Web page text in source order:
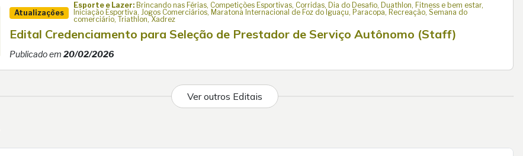
Atualizações
Esporte e Lazer:Brincando nas Férias, Competições Esportivas, Corridas, Dia do Desafio, Duathlon, Fitness e bem estar,
Iniciação Esportiva, Jogos Comerciários, Maratona Internacional de Foz do Iguaçu, Paracopa, Recreação, Semana do
comerciário, Triathlon, Xadrez
Edital Credenciamento para Seleção de Prestador de Serviço Autônomo (Staff)
Publicado em 20/02/2026
Ver outros Editais